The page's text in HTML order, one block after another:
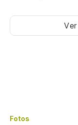
Fotos